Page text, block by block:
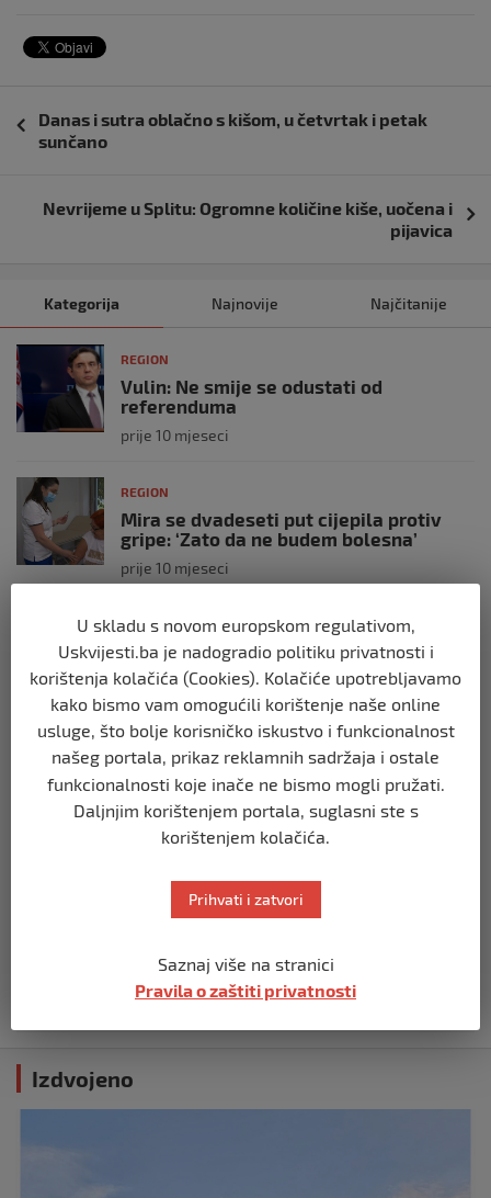
objava
Danas i sutra oblačno s kišom, u četvrtak i petak
sunčano
Nevrijeme u Splitu: Ogromne količine kiše, uočena i
pijavica
Kategorija Najnovije Najčitanije
REGION
Vulin: Ne smije se odustati od
referenduma
prije 10 mjeseci
REGION
Mira se dvadeseti put cijepila protiv
gripe: ‘Zato da ne budem bolesna’
prije 10 mjeseci
REGION
Predsjednik Srbije Aleksandar Vučić
poslao vijenac: Posljednji pozdrav
Halidu
prije 10 mjeseci
REGION
Koza ogrebala dijete u zoološkom vrtu,
roditelji zvali hitnu i policiju: “Došli su
uhapsiti kozu”
Vučić dramatično: “Biće rata, Vojska
Srbije je spremna”
Izdvojeno
U skladu s novom europskom regulativom,
Uskvijesti.ba je nadogradio politiku privatnosti i
korištenja kolačića (Cookies). Kolačiće upotrebljavamo
kako bismo vam omogućili korištenje naše online
usluge, što bolje korisničko iskustvo i funkcionalnost
našeg portala, prikaz reklamnih sadržaja i ostale
funkcionalnosti koje inače ne bismo mogli pružati.
Daljnjim korištenjem portala, suglasni ste s
korištenjem kolačića.
Prihvati i zatvori
Saznaj više na stranici
Pravila o zaštiti privatnosti